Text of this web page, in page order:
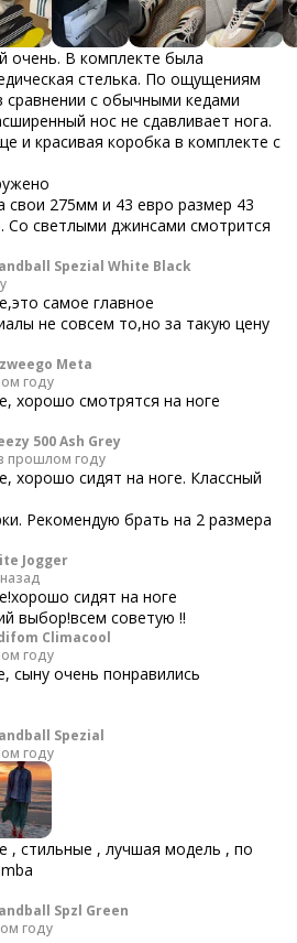
очень. В комплекте была
стелька. По ощущениям
сравнении с обычными кедами
нос не сдавливает нога.
и красивая коробка в комплекте с
свои 275мм и 43 евро размер 43
Со светлыми джинсами смотрится
Spezial White Black
самое главное
не совсем то,но за такую цену
Meta
году
хорошо смотрятся на ноге
500 Ash Grey
прошлом году
хорошо сидят на ноге. Классный
Рекомендую брать на 2 размера
Jogger
сидят на ноге
выбор!всем советую !!
Climacool
году
сыну очень понравились
Spezial
году
, стильные , лучшая модель , по
Spzl Green
году